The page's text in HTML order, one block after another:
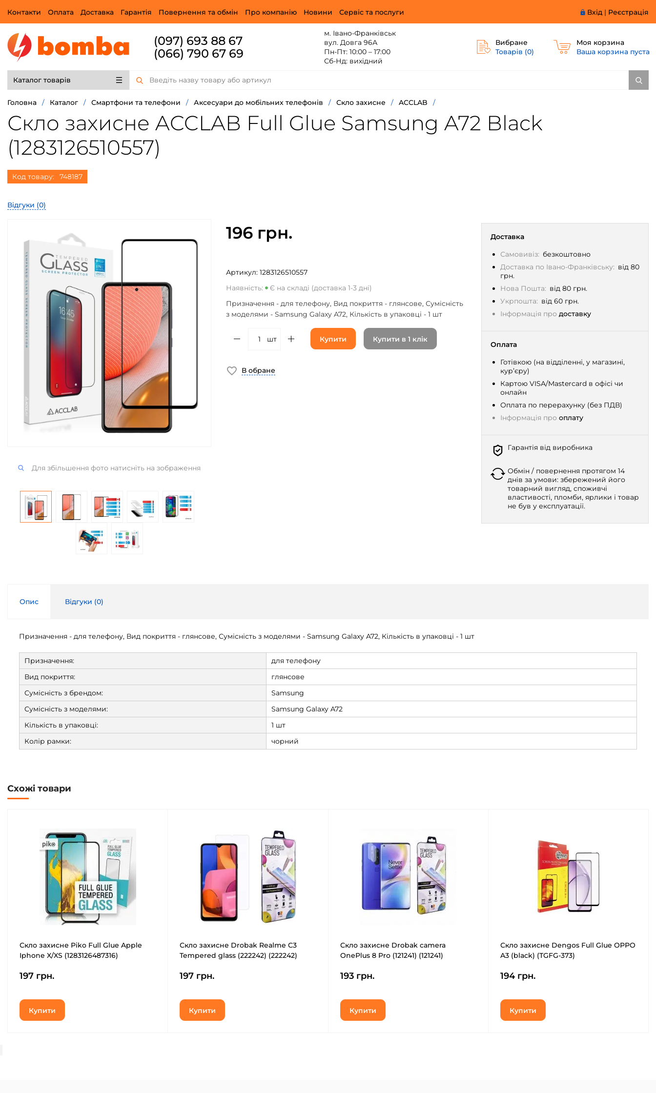
Вхід | Реєстрація
Контакти Оплата Доставка Гарантія Повернення та обмін Про компанію Новини Сервіс та послуги
(097) 693 88 67
(066) 790 67 69
м. Івано-Франківськ
вул. Довга 96А
Пн-Пт: 10:00 – 17:00
Сб-Нд: вихідний
Вибране
Товарів (0)
Моя корзина
Ваша корзина пуста
Каталог товарів
Головна / Каталог / Смартфони та телефони / Аксесуари до мобільних телефонів / Скло захисне / ACCLAB /
Скло захисне ACCLAB Full Glue Samsung A72 Black
(1283126510557)
Код товару: 748187
Відгуки (0)
Для збільшення фото натисніть на зображення
196 грн.
Доставка
Самовивіз: безкоштовно
Доставка по Івано-Франківську: від 80
грн.
Нова Пошта: від 80 грн.
Укрпошта: від 60 грн.
Інформація про доставку
Оплата
Готівкою (на відділенні, у магазині,
кур’єру)
Картою VISA/Mastercard в офісі чи
онлайн
Оплата по перерахунку (без ПДВ)
Інформація про оплату
Гарантія від виробника
Обмін / повернення протягом 14
днів за умови: збережений його
товарний вигляд, споживчі
властивості, пломби, ярлики і товар
не був у експлуатації.
Артикул: 1283126510557
Наявність:
Є на складі (доставка 1-3 дні)
Призначення - для телефону, Вид покриття - глянсове, Сумісність
з моделями - Samsung Galaxy A72, Кількість в упаковці - 1 шт
шт Купити Купити в 1 клік
В обране
Опис Відгуки (0)
Призначення - для телефону, Вид покриття - глянсове, Сумісність з моделями - Samsung Galaxy A72, Кількість в упаковці - 1 шт
Призначення:
для телефону
Вид покриття:
глянсове
Сумісність з брендом:
Samsung
Сумісність з моделями:
Samsung Galaxy A72
Кількість в упаковці:
1 шт
Колір рамки:
чорний
Схожі товари
Скло захисне Piko Full Glue Apple
Iphone X/XS (1283126487316)
197 грн.
Купити
Скло захисне Drobak Realme C3
Tempered glass (222242) (222242)
197 грн.
Купити
Скло захисне Drobak camera
OnePlus 8 Pro (121241) (121241)
193 грн.
Купити
Скло захисне Dengos Full Glue OPPO
A3 (black) (TGFG-373)
194 грн.
Купити